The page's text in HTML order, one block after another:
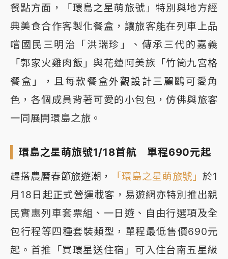
餐點方面，「環島之星萌旅號」特別與地方經
典美食合作客製化餐盒，讓旅客能在列車上品
嚐國民三明治「洪瑞珍」、傳承三代的嘉義
「郭家火雞肉飯」與花蓮阿美族「竹筒九宮格
餐盒」，且每款餐盒外觀設計三麗鷗可愛角
色，各個成員背著可愛的小包包，仿佛與旅客
一同展開環島之旅。
環島之星萌旅號1/18首航 單程690元起
趕搭農曆春節旅遊潮，
「環島之星萌旅號」於1
月18日起正式營運載客，易遊網亦特別推出親
民實惠列車套票組、一日遊、自由行選項及全
包行程等四種套裝類型，單程最低售價690元
起。首推「買環星送住宿」可入住台南五星級